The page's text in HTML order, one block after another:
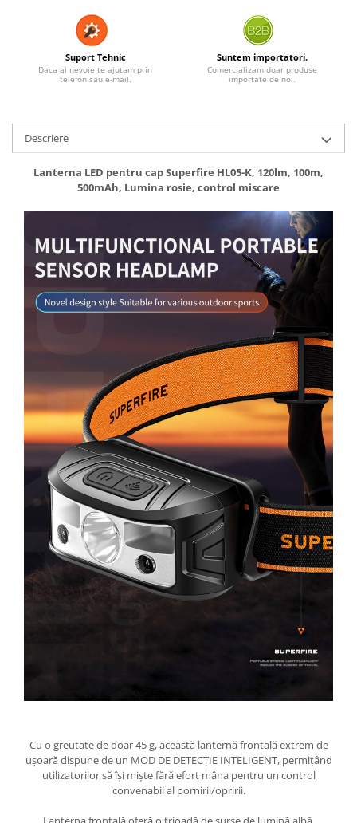
Suport Tehnic
Daca ai nevoie te ajutam prin
telefon sau e-mail.
Suntem importatori.
Comercializam doar produse
importate de noi.
Descriere
Lanterna LED pentru cap Superfire HL05-K, 120lm, 100m,
500mAh, Lumina rosie, control miscare
Cu o greutate de doar 45 g, această lanternă frontală extrem de
ușoară dispune de un MOD DE DETECȚIE INTELIGENT, permițând
utilizatorilor să își miște fără efort mâna pentru un control
convenabil al pornirii/opririi.